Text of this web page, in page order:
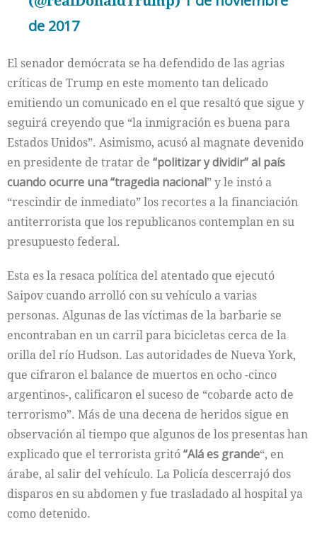
de 2017
El senador demócrata se ha defendido de las agrias
críticas de Trump en este momento tan delicado
emitiendo un comunicado en el que resaltó que sigue y
seguirá creyendo que “la inmigración es buena para
Estados Unidos”. Asimismo, acusó al magnate devenido
en presidente de tratar de “politizar y dividir” al país
cuando ocurre una “tragedia nacional” y le instó a
“rescindir de inmediato” los recortes a la financiación
antiterrorista que los republicanos contemplan en su
presupuesto federal.
Esta es la resaca política del atentado que ejecutó
Saipov cuando arrolló con su vehículo a varias
personas. Algunas de las víctimas de la barbarie se
encontraban en un carril para bicicletas cerca de la
orilla del río Hudson. Las autoridades de Nueva York,
que cifraron el balance de muertos en ocho -cinco
argentinos-, calificaron el suceso de “cobarde acto de
terrorismo”. Más de una decena de heridos sigue en
observación al tiempo que algunos de los presentas han
explicado que el terrorista gritó“Alá es grande“, en
árabe, al salir del vehículo. La Policía descerrajó dos
disparos en su abdomen y fue trasladado al hospital ya
como detenido.